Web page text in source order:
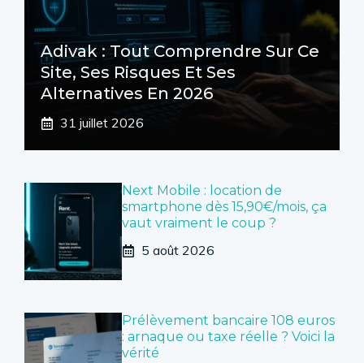
Adivak : Tout Comprendre Sur Ce
Site, Ses Risques Et Ses
Alternatives En 2026
31 juillet 2026
Next Mobile : location de
smartphone dès 15,90€/mois, ça
vaut vraiment le coup ?
5 août 2026
Prélèvement bancaire 108 euros
: arnaque ou taxe réelle ? Voici la
vérité